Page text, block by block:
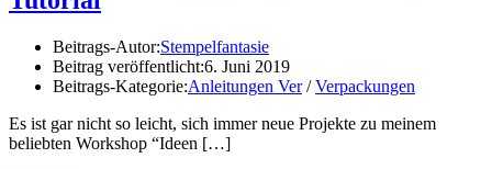
Beitrags-Autor:Stempelfantasie
Beitrag veröffentlicht:6. Juni 2019
Beitrags-Kategorie:Anleitungen Ver / Verpackungen
Es ist gar nicht so leicht, sich immer neue Projekte zu meinem
beliebten Workshop “Ideen […]